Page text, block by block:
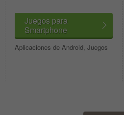
Juegos para
Smartphone
Aplicaciones de Android, Juegos